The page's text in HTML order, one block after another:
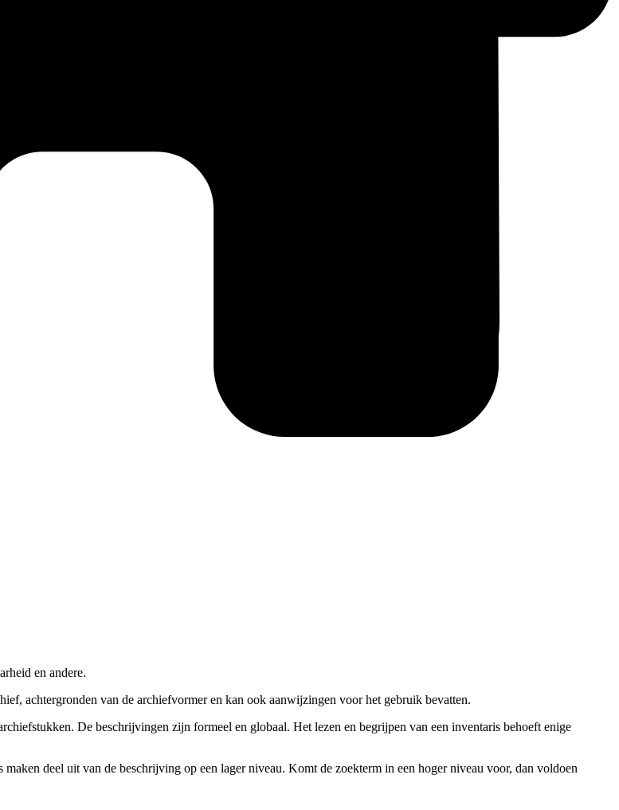
en andere.
achtergronden van de archiefvormer en kan ook aanwijzingen voor het gebruik bevatten.
De beschrijvingen zijn formeel en globaal. Het lezen en begrijpen van een inventaris behoeft enige
deel uit van de beschrijving op een lager niveau. Komt de zoekterm in een hoger niveau voor, dan voldoen